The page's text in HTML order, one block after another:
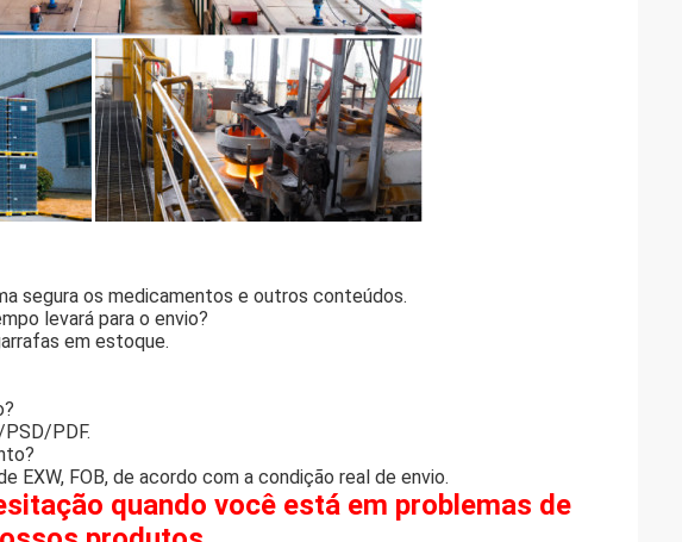
segura os medicamentos e outros conteúdos.
levará para o envio?
em estoque.
PDF.
FOB, de acordo com a condição real de envio.
quando você está em problemas de